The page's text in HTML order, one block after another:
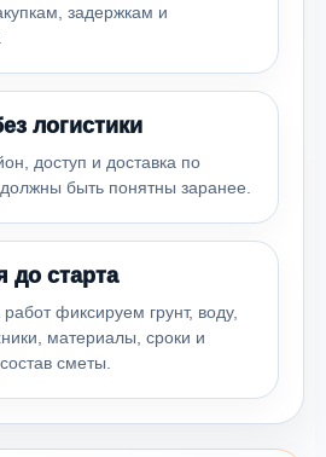
задержкам и
логистики
доступ и доставка по
быть понятны заранее.
до старта
фиксируем грунт, воду,
материалы, сроки и
сметы.